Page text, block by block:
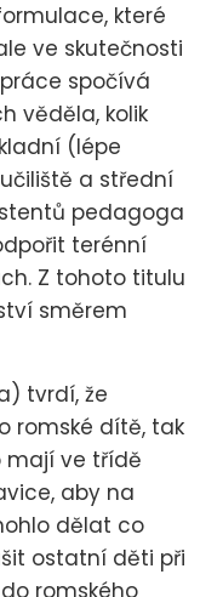
které
ve skutečnosti
spočívá
věděla, kolik
(lépe
a střední
pedagoga
terénní
Z tohoto titulu
směrem
tvrdí, že
romské dítě, tak
mají ve třídě
aby na
dělat co
ostatní děti při
romského